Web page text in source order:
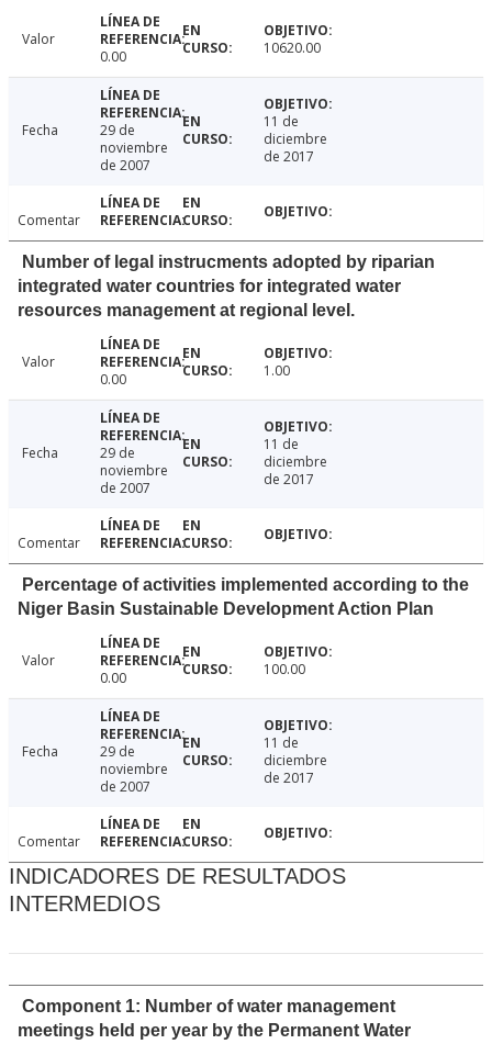
Valor
0.00
10620.00
Fecha
29 de
noviembre
de 2007
11 de
diciembre
de 2017
Comentar
Number of legal instrucments adopted by riparian
integrated water countries for integrated water
resources management at regional level.
Valor
0.00
1.00
Fecha
29 de
noviembre
de 2007
11 de
diciembre
de 2017
Comentar
Percentage of activities implemented according to the
Niger Basin Sustainable Development Action Plan
Valor
0.00
100.00
Fecha
29 de
noviembre
de 2007
11 de
diciembre
de 2017
Comentar
INDICADORES DE RESULTADOS
INTERMEDIOS
Component 1: Number of water management
meetings held per year by the Permanent Water